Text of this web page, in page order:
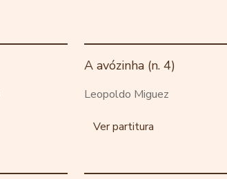
A avózinha (n. 4)
Leopoldo Miguez
Ver partitura